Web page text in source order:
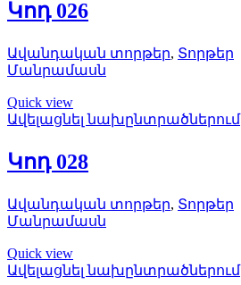
Կոդ 026
Ավանդական տորթեր, Տորթեր
Մանրամասն
Quick view
Ավելացնել նախընտրածներում
Կոդ 028
Ավանդական տորթեր, Տորթեր
Մանրամասն
Quick view
Ավելացնել նախընտրածներում